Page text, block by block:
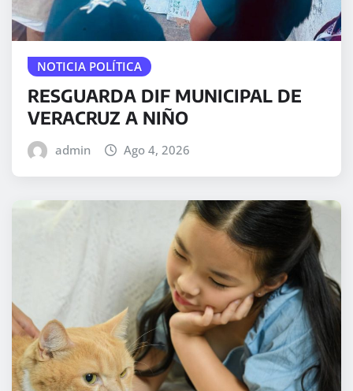
NOTICIA POLÍTICA
RESGUARDA DIF MUNICIPAL DE
VERACRUZ A NIÑO
admin Ago 4, 2026